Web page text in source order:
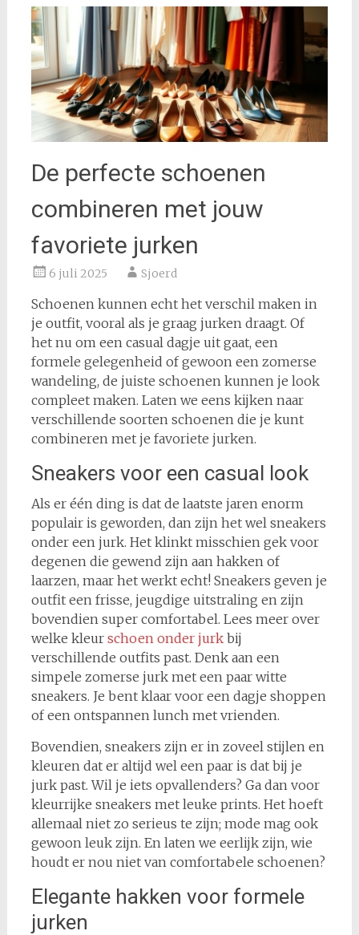
De perfecte schoenen
combineren met jouw
favoriete jurken
6 juli 2025 Sjoerd
Schoenen kunnen echt het verschil maken in
je outfit, vooral als je graag jurken draagt. Of
het nu om een casual dagje uit gaat, een
formele gelegenheid of gewoon een zomerse
wandeling, de juiste schoenen kunnen je look
compleet maken. Laten we eens kijken naar
verschillende soorten schoenen die je kunt
combineren met je favoriete jurken.
Sneakers voor een casual look
Als er één ding is dat de laatste jaren enorm
populair is geworden, dan zijn het wel sneakers
onder een jurk. Het klinkt misschien gek voor
degenen die gewend zijn aan hakken of
laarzen, maar het werkt echt! Sneakers geven je
outfit een frisse, jeugdige uitstraling en zijn
bovendien super comfortabel. Lees meer over
welke kleur schoen onder jurkbij
verschillende outfits past. Denk aan een
simpele zomerse jurk met een paar witte
sneakers. Je bent klaar voor een dagje shoppen
of een ontspannen lunch met vrienden.
Bovendien, sneakers zijn er in zoveel stijlen en
kleuren dat er altijd wel een paar is dat bij je
jurk past. Wil je iets opvallenders? Ga dan voor
kleurrijke sneakers met leuke prints. Het hoeft
allemaal niet zo serieus te zijn; mode mag ook
gewoon leuk zijn. En laten we eerlijk zijn, wie
houdt er nou niet van comfortabele schoenen?
Elegante hakken voor formele
jurken